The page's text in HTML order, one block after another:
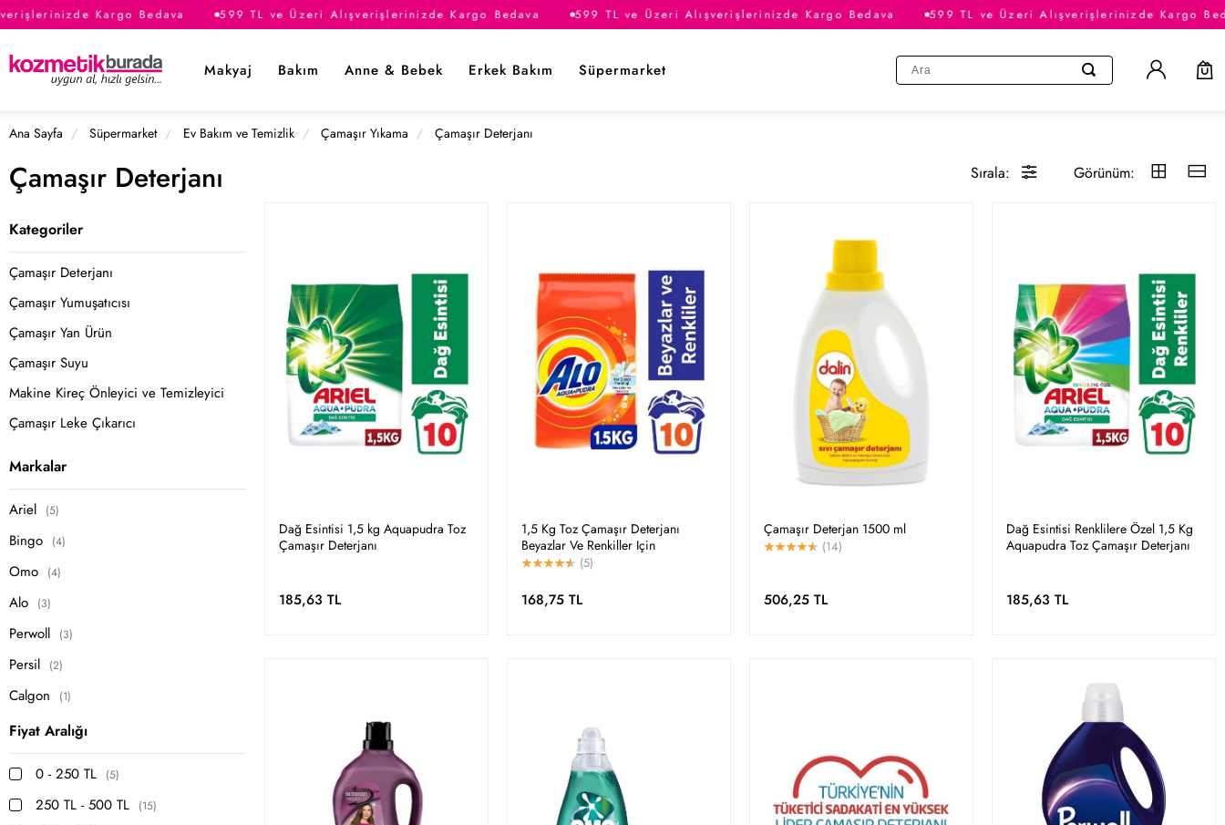
Kargo Bedava 599 TL ve Üzeri Alışverişlerinizde Kargo Bedava 599 TL ve Üzeri Alışverişlerinizde Kargo Bedava 599 TL ve Üzeri Alışverişlerinizde Kargo Bedava
Makyaj Bakım Anne & Bebek Erkek Bakım Süpermarket
Ana Sayfa Süpermarket Ev Bakım ve Temizlik Çamaşır Yıkama Çamaşır Deterjanı
Çamaşır Deterjanı
Kategoriler
Çamaşır Deterjanı
Çamaşır Yumuşatıcısı
Çamaşır Yan Ürün
Çamaşır Suyu
Makine Kireç Önleyici ve Temizleyici
Çamaşır Leke Çıkarıcı
Markalar
Ariel (5)
Bingo (4)
Omo (4)
Alo (3)
Perwoll (3)
Persil (2)
Calgon (1)
Dalin(1)
Life by Fakir(1)
Fiyat Aralığı
0 - 250 TL (5)
250 TL - 500 TL (15)
Sırala: Görünüm:
Dağ Esintisi 1,5 kg Aquapudra Toz
Çamaşır Deterjanı
185,63 TL
1,5 Kg Toz Çamaşır Deterjanı
Beyazlar Ve Renkiller Için
(5)
168,75 TL
Çamaşır Deterjan 1500 ml
(14)
506,25 TL
Dağ Esintisi Renklilere Özel 1,5 Kg
Aquapudra Toz Çamaşır Deterjanı
185,63 TL